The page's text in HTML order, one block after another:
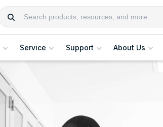
Service Support About Us